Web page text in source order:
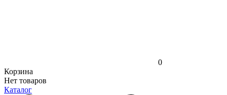
0
Корзина
Нет товаров
Каталог